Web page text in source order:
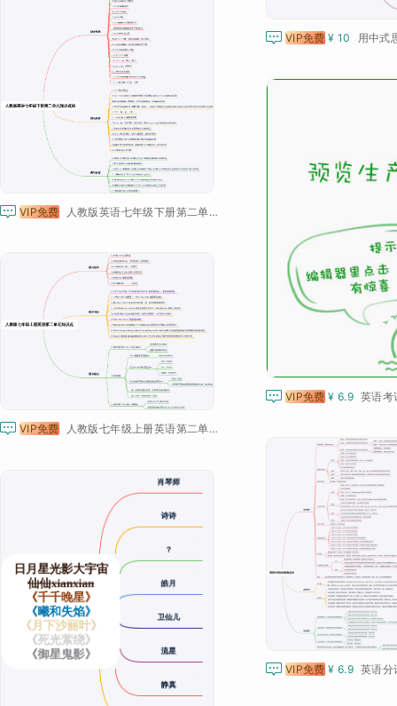
 VIP免费 ¥ 10 用中式
 VIP免费 人教版英语七年级下册第二单元必备知识点
 VIP免费 ¥ 6.9 英语考
 VIP免费 人教版七年级上册英语第二单元知识点
 VIP免费 ¥ 6.9 英语分